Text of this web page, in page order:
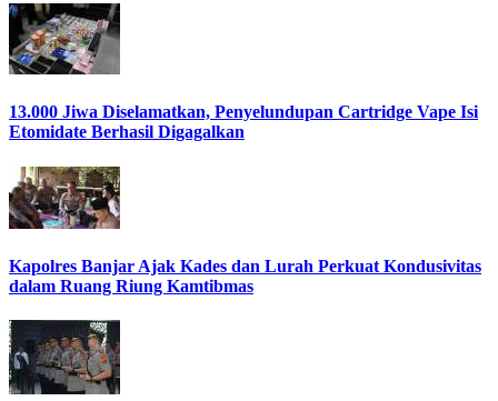
13.000 Jiwa Diselamatkan, Penyelundupan Cartridge Vape Isi
Etomidate Berhasil Digagalkan
Kapolres Banjar Ajak Kades dan Lurah Perkuat Kondusivitas
dalam Ruang Riung Kamtibmas